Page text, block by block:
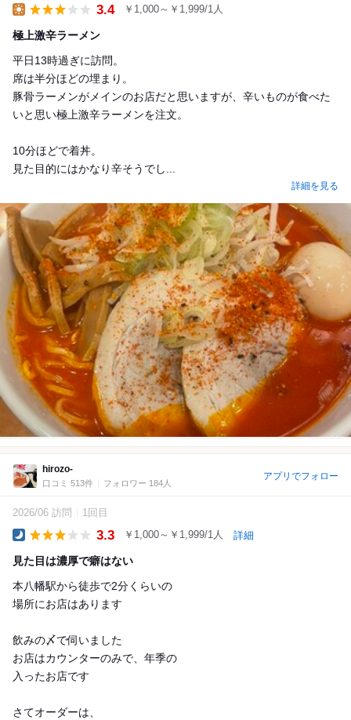
3.4 ￥1,000～￥1,999/1人
極上激辛ラーメン
平日13時過ぎに訪問。
席は半分ほどの埋まり。
豚骨ラーメンがメインのお店だと思いますが、辛いものが食べた
いと思い極上激辛ラーメンを注文。
10分ほどで着丼。
見た目的にはかなり辛そうでし...
詳細を見る
hirozo-
口コミ 513件 フォロワー 184人
アプリでフォロー
2026/06 訪問 1回目
3.3 ￥1,000～￥1,999/1人 詳細
見た目は濃厚で癖はない
本八幡駅から徒歩で2分くらいの
場所にお店はあります
飲みの〆で伺いました
お店はカウンターのみで、年季の
入ったお店です
さてオーダーは、